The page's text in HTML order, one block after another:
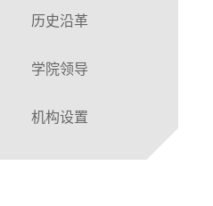
历史沿革
学院领导
机构设置